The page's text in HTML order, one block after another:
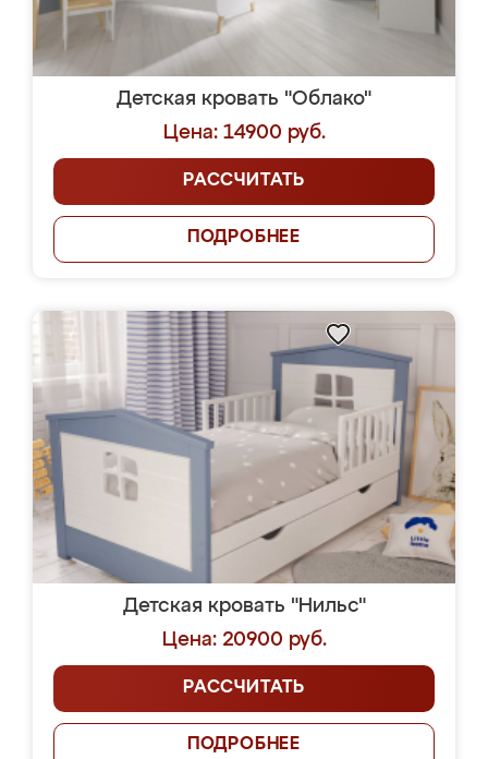
Детская кровать "Облако"
Цена: 14900 руб.
РАССЧИТАТЬ
ПОДРОБНЕЕ
Детская кровать "Нильс"
Цена: 20900 руб.
РАССЧИТАТЬ
ПОДРОБНЕЕ